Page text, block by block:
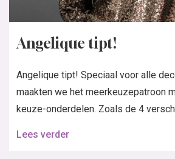
Angelique tipt!
Angelique tipt! Speciaal voor alle
maakten we het meerkeuzepatroon
keuze-onderdelen. Zoals de 4
Lees verder